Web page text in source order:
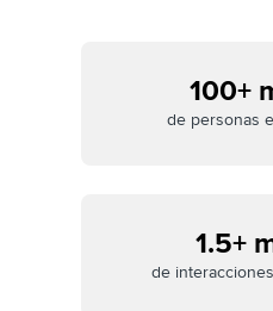
100+
de personas
1.5+
de